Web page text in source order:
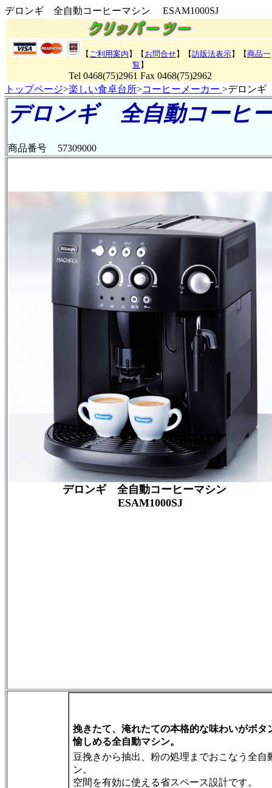
デロンギ 全自動コーヒーマシン ESAM1000SJ
【 ご利用案内 】【 お問合せ】【訪販法表示】【商品一
覧 】
Tel 0468(75)2961 Fax 0468(75)2962
トップページ>楽しい食卓台所>コーヒーメーカー >デロンギ
デロンギ 全自動コーヒ
商品番号 57309000
デロンギ 全自動コーヒーマシン
ESAM1000SJ
挽きたて、淹れたての本格的な味わいがボタ
愉しめる全自動マシン。
豆挽きから抽出、粉の処理までおこなう全
ン。
空間を有効に使える省スペース設計です。